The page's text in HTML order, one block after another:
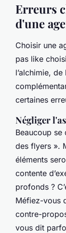
Erreurs
d'une
Choisir une
pas like
l’alchimie,
certaines
Négliger
Beaucoup
des flyers ».
éléments
contente
profonds ?
Méfiez-vous
contre-
vous dit